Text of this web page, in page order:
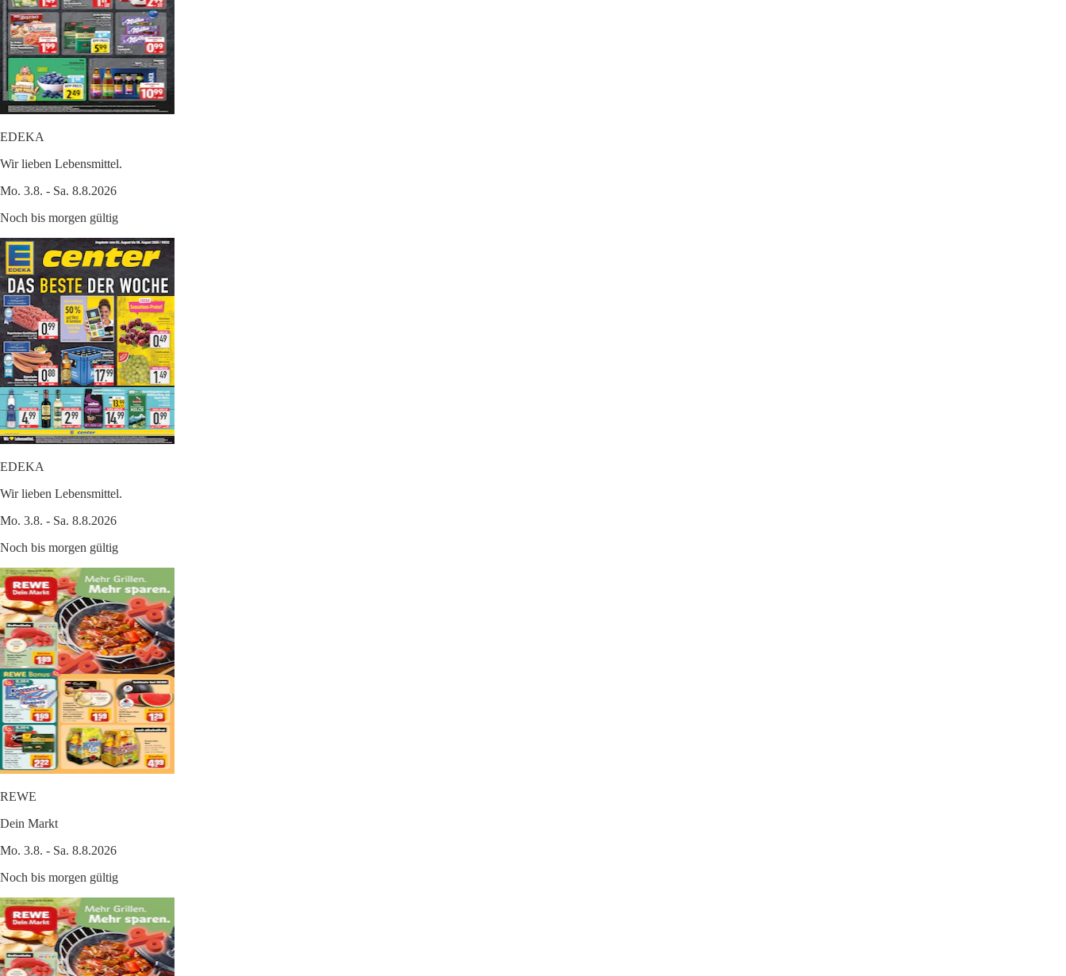
EDEKA
Wir lieben Lebensmittel.
Mo. 3.8. - Sa. 8.8.2026
Noch bis morgen gültig
EDEKA
Wir lieben Lebensmittel.
Mo. 3.8. - Sa. 8.8.2026
Noch bis morgen gültig
REWE
Dein Markt
Mo. 3.8. - Sa. 8.8.2026
Noch bis morgen gültig